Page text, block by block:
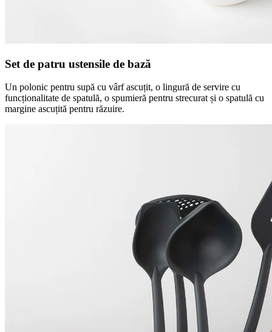
Set de patru ustensile de bază
Un polonic pentru supă cu vârf ascuțit, o lingură de servire cu
funcționalitate de spatulă, o spumieră pentru strecurat și o spatulă cu
margine ascuțită pentru răzuire.